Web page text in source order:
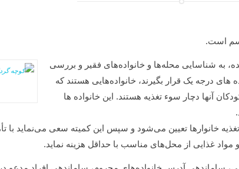
است.
به شناسایی محله‌ها و خانواده‌های فقیر و بررسی
های درجه یک قرار بگیرند، خانواده‌هایی هستند که
آنها دچار سوء تغذیه هستند. این خانواده ها
خانوارها تعیین می‌شود و سپس این کمیته سعی می‌نماید با
مواد غذایی از محل‌های مناسب با حداقل هزینه نماید.